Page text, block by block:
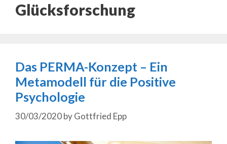
Glücksforschung
Das PERMA-Konzept – Ein
Metamodell für die Positive
Psychologie
30/03/2020byGottfried Epp